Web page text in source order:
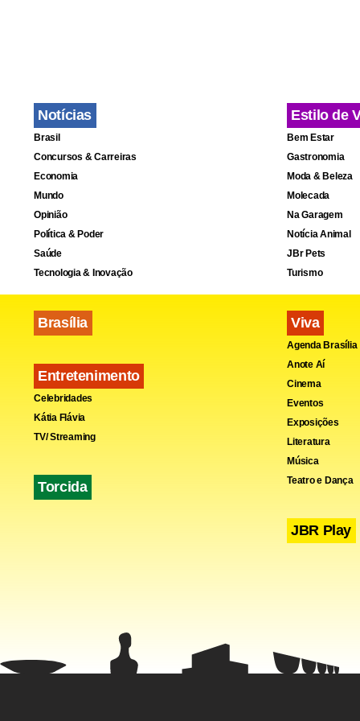
Notícias
Brasil
Concursos & Carreiras
Economia
Mundo
Opinião
Política & Poder
Saúde
Tecnologia & Inovação
Brasília
Entretenimento
Celebridades
Kátia Flávia
TV/ Streaming
Torcida
Estilo de
Bem Estar
Gastronomia
Moda & Beleza
Molecada
Na Garagem
Notícia Animal
JBr Pets
Turismo
Viva
Agenda Brasília
Anote Aí
Cinema
Eventos
Exposições
Literatura
Música
Teatro e Dança
JBR Play